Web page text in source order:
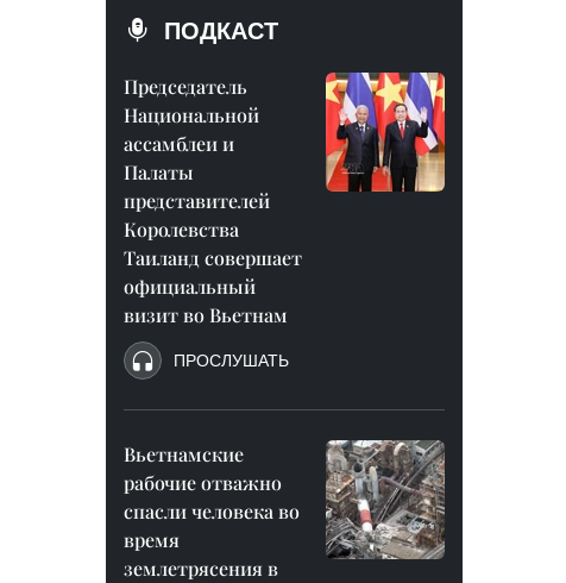
ПОДКАСТ
Председатель
Национальной
ассамблеи и
Палаты
представителей
Королевства
Таиланд совершает
официальный
визит во Вьетнам
ПРОСЛУШАТЬ
Вьетнамские
рабочие отважно
спасли человека во
время
землетрясения в